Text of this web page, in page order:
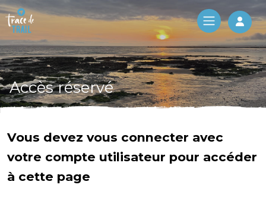
Log
Accès réservé
Vous devez vous connecter avec
votre compte utilisateur pour accéder
à cette page